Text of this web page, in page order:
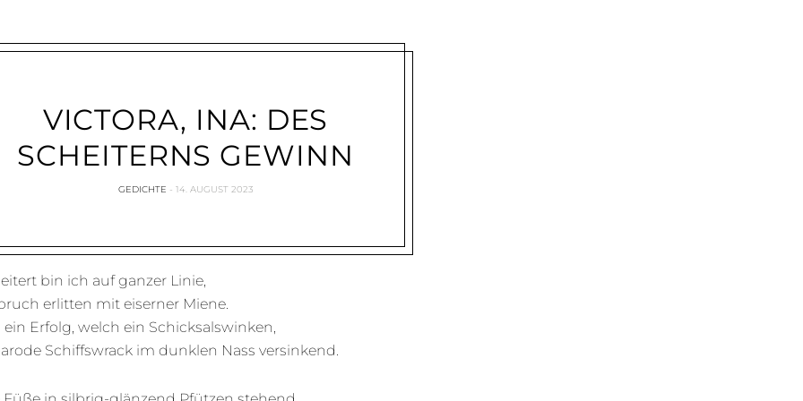
VICTORA, INA: DES
SCHEITERNS GEWINN
GEDICHTE 14. AUGUST 2023
bin ich auf ganzer Linie,
erlitten mit eiserner Miene.
ein Erfolg, welch ein Schicksalswinken,
Schiffswrack im dunklen Nass versinkend.